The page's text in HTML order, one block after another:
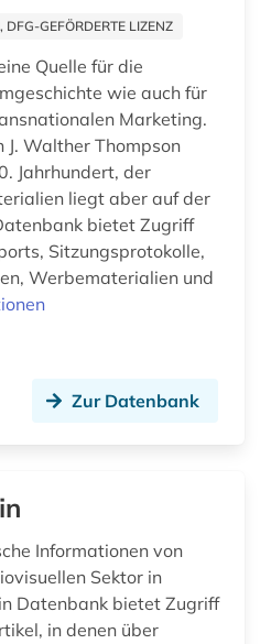
GEFÖRDERTE LIZENZ
Quelle für die
wie auch für
Marketing.
J. Walther Thompson
Jahrhundert, der
liegt aber auf der
bietet Zugriff
Sitzungsprotokolle,
Werbematerialien und
Zur Datenbank
Informationen von
Sektor in
in denen über